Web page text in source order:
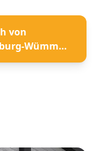
von
Wümme